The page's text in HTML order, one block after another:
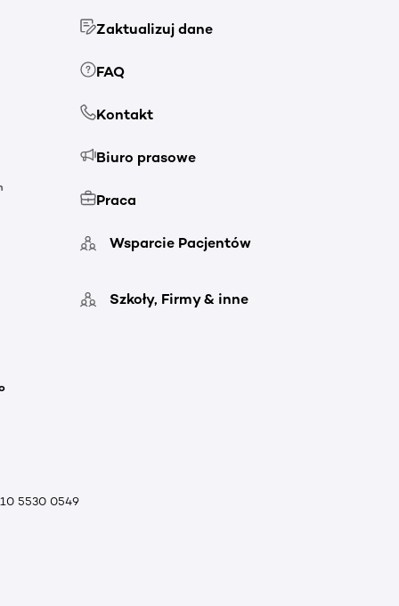
Zaktualizuj dane
FAQ
Kontakt
Biuro prasowe
Praca
Wsparcie Pacjentów
Szkoły, Firmy & inne
5530 0549